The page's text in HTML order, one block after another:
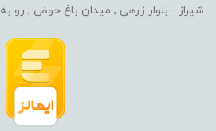
شیراز - بلوار زرهی , میدان باغ حوض , رو به